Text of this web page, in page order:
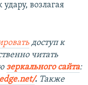
возлагая
доступ к
читать
зеркального сайта:
. Также